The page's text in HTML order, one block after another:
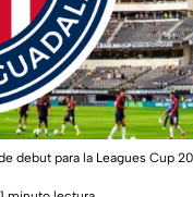
debut para la Leagues Cup